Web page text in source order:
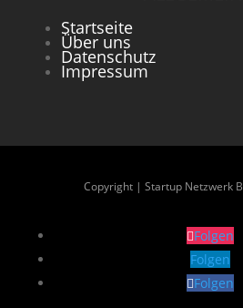
Startseite
Über uns
Datenschutz
Impressum
Copyright | Startup Netzwerk
Folgen
Folgen
Folgen